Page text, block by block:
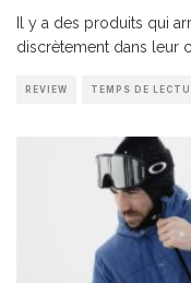
Il y a des produits qui
discrètement dans leur
REVIEW TEMPS DE